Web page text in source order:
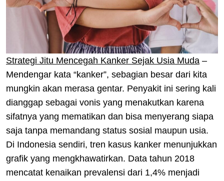
Strategi Jitu Mencegah Kanker Sejak Usia Muda –
Mendengar kata “kanker”, sebagian besar dari kita
mungkin akan merasa gentar. Penyakit ini sering kali
dianggap sebagai vonis yang menakutkan karena
sifatnya yang mematikan dan bisa menyerang siapa
saja tanpa memandang status sosial maupun usia.
Di Indonesia sendiri, tren kasus kanker menunjukkan
grafik yang mengkhawatirkan. Data tahun 2018
mencatat kenaikan prevalensi dari 1,4% menjadi